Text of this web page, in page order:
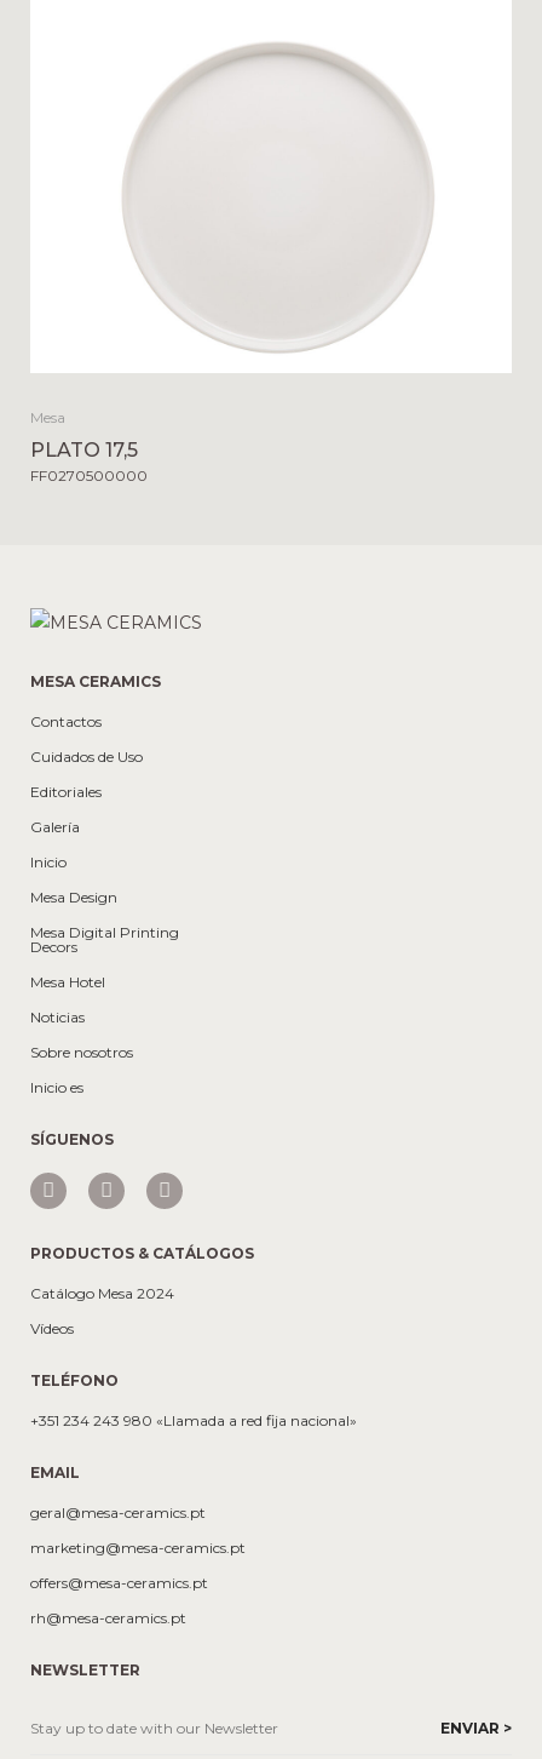
Mesa
PLATO 17,5
FF0270500000
MESA CERAMICS
Contactos
Cuidados de Uso
Editoriales
Galería
Inicio
Mesa Design
Mesa Digital Printing
Decors
Mesa Hotel
Noticias
Sobre nosotros
Inicio es
SÍGUENOS
PRODUCTOS & CATÁLOGOS
Catálogo Mesa 2024
Vídeos
TELÉFONO
+351 234 243 980 «Llamada a red fija nacional»
EMAIL
geral@mesa-ceramics.pt
marketing@mesa-ceramics.pt
offers@mesa-ceramics.pt
rh@mesa-ceramics.pt
NEWSLETTER